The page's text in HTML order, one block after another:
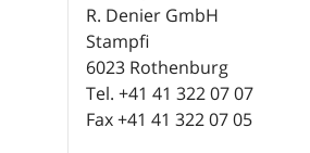
R. Denier GmbH
Stampfi
6023 Rothenburg
Tel. +41 41 322 07 07
Fax +41 41 322 07 05